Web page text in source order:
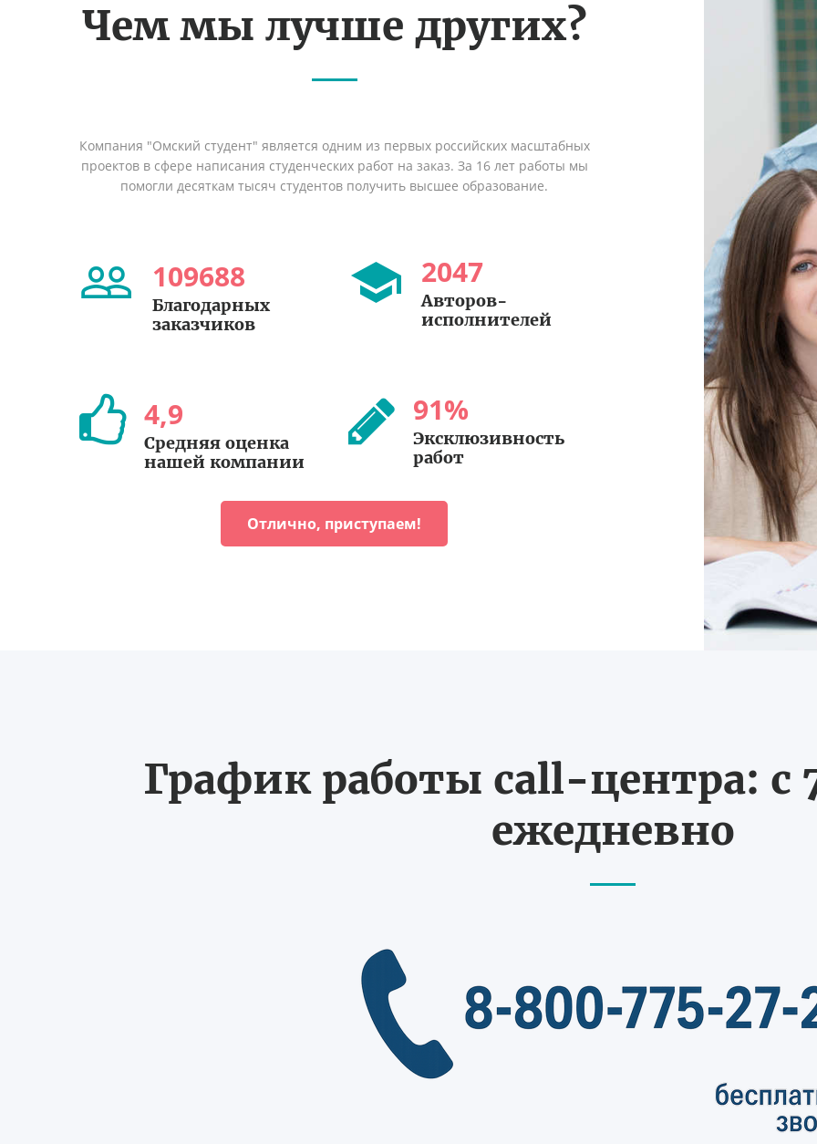
Чем мы лучше других?
Компания "Омский студент" является одним из первых российских масштабных
проектов в сфере написания студенческих работ на заказ. За 16 лет работы мы
помогли десяткам тысяч студентов получить высшее образование.
109688
Благодарных
заказчиков
2047
Авторов-
исполнителей
4,9
Средняя оценка
нашей компании
91%
Эксклюзивность
работ
Отлично, приступаем!
График работы call-центра: с
ежедневно